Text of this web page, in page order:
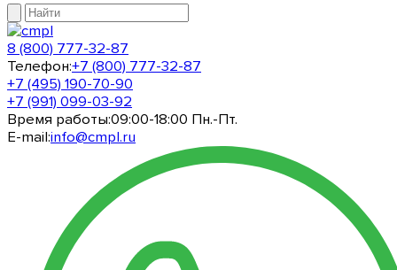
8 (800) 777-32-87
Телефон:+7 (800) 777-32-87
+7 (495) 190-70-90
+7 (991) 099-03-92
Время работы:09:00-18:00 Пн.-Пт.
E-mail:info@cmpl.ru